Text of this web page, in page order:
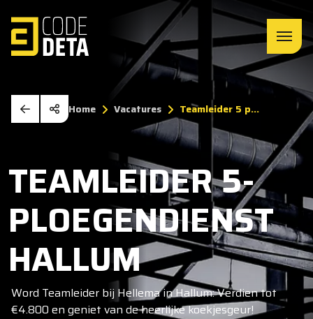
Home Vacatures Teamleider 5 p...
TEAMLEIDER 5-
PLOEGENDIENST
HALLUM
Word Teamleider bij Hellema in Hallum: Verdien tot
€4.800 en geniet van de heerlijke koekjesgeur!